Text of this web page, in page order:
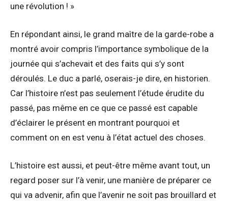
une révolution ! »
En répondant ainsi, le grand maître de la garde-robe a
montré avoir compris l’importance symbolique de la
journée qui s’achevait et des faits qui s’y sont
déroulés. Le duc a parlé, oserais-je dire, en historien.
Car l’histoire n’est pas seulement l’étude érudite du
passé, pas même en ce que ce passé est capable
d’éclairer le présent en montrant pourquoi et
comment on en est venu à l’état actuel des choses.
L’histoire est aussi, et peut-être même avant tout, un
regard poser sur l’à venir, une manière de préparer ce
qui va advenir, afin que l’avenir ne soit pas brouillard et